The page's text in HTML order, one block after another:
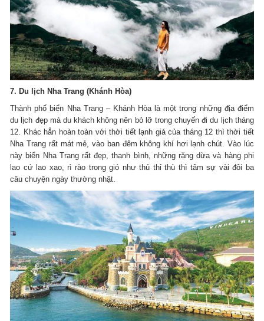
7. Du lịch Nha Trang (Khánh Hòa)
Thành phố biển Nha Trang – Khánh Hòa là một trong những địa điểm
du lịch đẹp mà du khách không nên bỏ lỡ trong chuyến đi du lịch tháng
12. Khác hẳn hoàn toàn với thời tiết lạnh giá của tháng 12 thì thời tiết
Nha Trang rất mát mẻ, vào ban đêm không khí hơi lạnh chút. Vào lúc
này biển Nha Trang rất đẹp, thanh bình, những rặng dừa và hàng phi
lao cứ lao xao, rì rào trong gió như thủ thỉ thù thì tâm sự vài đôi ba
câu chuyện ngày thường nhật.